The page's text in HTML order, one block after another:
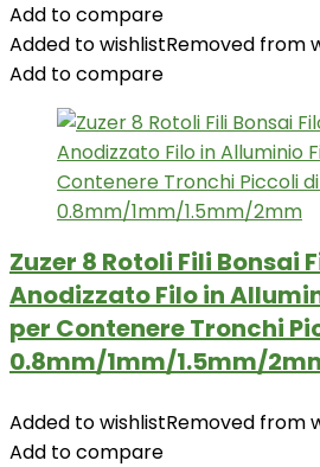
Add to compare
Added to wishlistRemoved from
Add to compare
Zuzer 8 Rotoli Fili Bonsai
Anodizzato Filo in
per Contenere Tronchi
0.8mm/1mm/1.5mm/
Added to wishlistRemoved from
Add to compare